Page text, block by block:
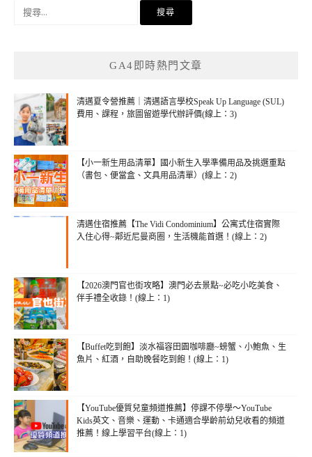
GA4即時熱門文章
清邁夏令營推薦｜清邁語言學校Speak Up Language (SUL)
費用、課程，旅圖留遊學代辦評價(線上：3)
【小一新生用品清單】國小新生入學準備用品及挑選重點
（書包、便當盒、文具用品清單）(線上：2)
清邁住宿推薦【The Vidi Condominium】公寓式住宿實際
入住心得~鄰近尼曼商圈，生活機能首選！(線上：2)
【2026澳門官也街攻略】澳門必去景點~必吃小吃美食、
伴手禮全收錄！(線上：1)
【Buffet吃到飽】淡水福容田園咖啡廳~螃蟹、小鮑魚、生
魚片、紅酒，自助晚餐吃到飽！(線上：1)
【YouTube優質兒童頻道推薦】停課不停學～YouTube
Kids英文、音樂、運動、卡通適合學齡前幼兒收看的頻道
推薦！線上學習平台(線上：1)